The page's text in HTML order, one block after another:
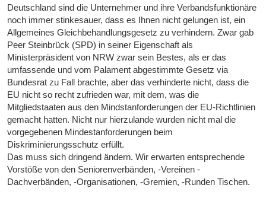
Deutschland sind die Unternehmer und ihre Verbandsfunktionäre
noch immer stinkesauer, dass es Ihnen nicht gelungen ist, ein
Allgemeines Gleichbehandlungsgesetz zu verhindern. Zwar gab
Peer Steinbrück (SPD) in seiner Eigenschaft als
Ministerpräsident von NRW zwar sein Bestes, als er das
umfassende und vom Palament abgestimmte Gesetz via
Bundesrat zu Fall brachte, aber das verhinderte nicht, dass die
EU nicht so recht zufrieden war, mit dem, was die
Mitgliedstaaten aus den Mindstanforderungen der EU-Richtlinien
gemacht hatten. Nicht nur hierzulande wurden nicht mal die
vorgegebenen Mindestanforderungen beim
Diskriminierungsschutz erfüllt.
Das muss sich dringend ändern. Wir erwarten entsprechende
Vorstöße von den Seniorenverbänden, -Vereinen -
Dachverbänden, -Organisationen, -Gremien, -Runden Tischen.